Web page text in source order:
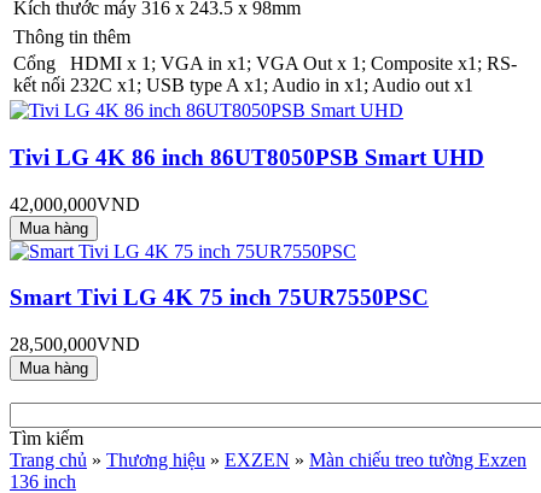
Kích thước máy 316 x 243.5 x 98mm
Thông tin thêm
Cổng
kết nối
HDMI x 1; VGA in x1; VGA Out x 1; Composite x1; RS-
232C x1; USB type A x1; Audio in x1; Audio out x1
Tivi LG 4K 86 inch 86UT8050PSB Smart UHD
42,000,000VND
Smart Tivi LG 4K 75 inch 75UR7550PSC
28,500,000VND
Tìm kiếm
Trang chủ » Thương hiệu » EXZEN » Màn chiếu treo tường Exzen
136 inch